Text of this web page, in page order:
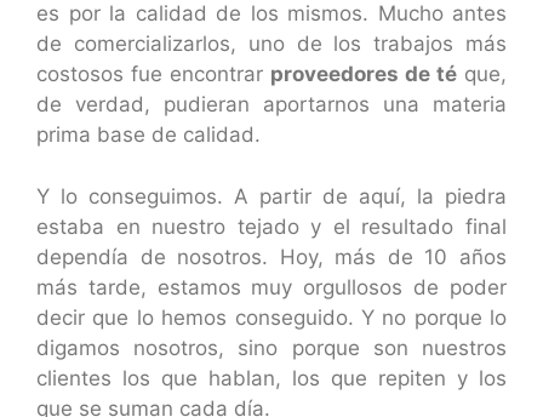
es por la calidad de los mismos. Mucho antes
de comercializarlos, uno de los trabajos más
costosos fue encontrar proveedores de té que,
de verdad, pudieran aportarnos una materia
prima base de calidad.
Y lo conseguimos. A partir de aquí, la piedra
estaba en nuestro tejado y el resultado final
dependía de nosotros. Hoy, más de 10 años
más tarde, estamos muy orgullosos de poder
decir que lo hemos conseguido. Y no porque lo
digamos nosotros, sino porque son nuestros
clientes los que hablan, los que repiten y los
que se suman cada día.